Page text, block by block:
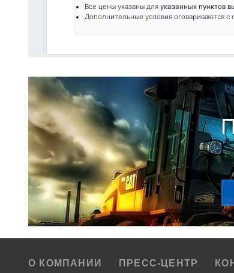
Все цены указаны для указанных пунктов
Дополнительные условия оговариваются
О КОМПАНИИ ПРЕСС-ЦЕНТР